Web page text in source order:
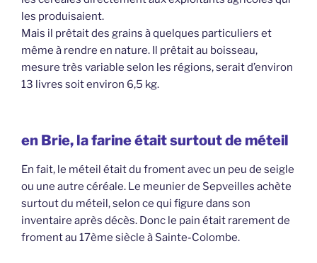
les produisaient.
Mais il prêtait des grains à quelques particuliers et
même à rendre en nature. Il prêtait au boisseau,
mesure très variable selon les régions, serait d’environ
13 livres soit environ 6,5 kg.
en Brie, la farine était surtout de méteil
En fait, le méteil était du froment avec un peu de seigle
ou une autre céréale. Le meunier de Sepveilles achète
surtout du méteil, selon ce qui figure dans son
inventaire après décès. Donc le pain était rarement de
froment au 17ème siècle à Sainte-Colombe.